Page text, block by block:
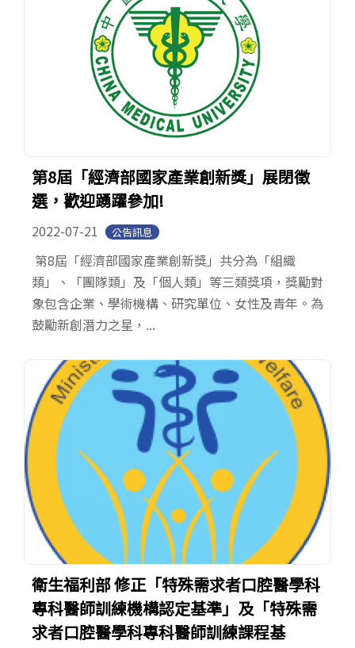
第8屆「經濟部國家產業創新獎」展閉徵
選，歡迎踴躍參加!
2022-07-21 公告訊息
第8屆「經濟部國家產業創新獎」共分為「組織
類」、「團隊類」及「個人類」等三類獎項，獎勵對
象包含企業、學術機構、研究單位、女性及青年。為
鼓勵新創潛力之星，...
衛生福利部 修正「特殊需求者口腔醫學科
專科醫師訓練機構認定基準」及「特殊需
求者口腔醫學科專科醫師訓練課程基